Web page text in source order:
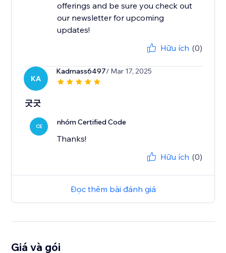
offerings and be sure you check out
our newsletter for upcoming
updates!
Hữu ích (0)
KA
Kadmass6497/ Mar 17, 2025
굿굿
CE nhóm Certified Code
Thanks!
Hữu ích (0)
Đọc thêm bài đánh giá
Giá và gói